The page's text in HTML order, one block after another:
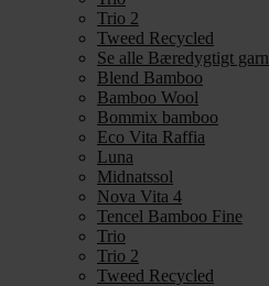
Trio 2
Tweed Recycled
Se alle Bæredygtigt garn
Blend Bamboo
Bamboo Wool
Bommix bamboo
Eco Vita Raffia
Luna
Midnatssol
Nova Vita 4
Tencel Bamboo Fine
Trio
Trio 2
Tweed Recycled